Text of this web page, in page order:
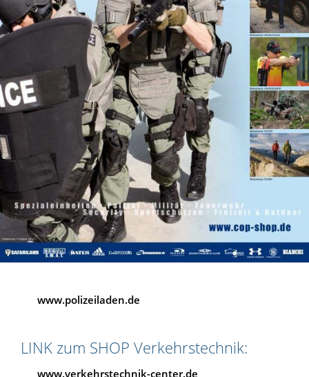
www.polizeiladen.de
LINK zum SHOP Verkehrstechnik:
www.verkehrstechnik-center.de